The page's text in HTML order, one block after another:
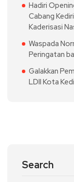
Hadiri
Cabang
Kaderisasi
Waspada
Peringatan
Galakkan
LDII Kota
Search